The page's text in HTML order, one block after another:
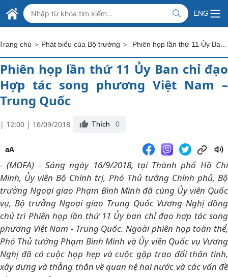
Skip to Main Content
BỘ NGOẠI GIAO VIỆT NAM
MINISTRY OF FOREIGN AFFAIRS
ENG
chủ > Phát biểu của Bộ trưởng > Phiên họp lần thứ 11 Ủy Ban chỉ đạo Hợp tác song phương Việt Nam – Trung Quốc
Phiên họp lần thứ 11 Ủy Ban chỉ đạo
Hợp tác song phương Việt Nam –
Trung Quốc
| 12:00 | 16/09/2018 Thích 0
aA
- (MOFA) - Sáng ngày 16/9/2018, tại Thành phố Hồ Chí
Minh, Ủy viên Bộ Chính trị, Phó Thủ tướng Chính phủ, Bộ
trưởng Ngoại giao Phạm Bình Minh đã cùng Ủy viên Quốc
vụ, Bộ trưởng Ngoại giao Trung Quốc Vương Nghị đồng
chủ trì Phiên họp lần thứ 11 Ủy ban chỉ đạo hợp tác song
phương Việt Nam - Trung Quốc. Ngoài phiên họp toàn thể,
Phó Thủ tướng Phạm Bình Minh và Ủy viên Quốc vụ Vương
Nghị đã có cuộc họp hẹp và cuộc gặp trao đổi thân tình,
xây dựng và thẳng thắn về quan hệ hai nước và các vấn đề